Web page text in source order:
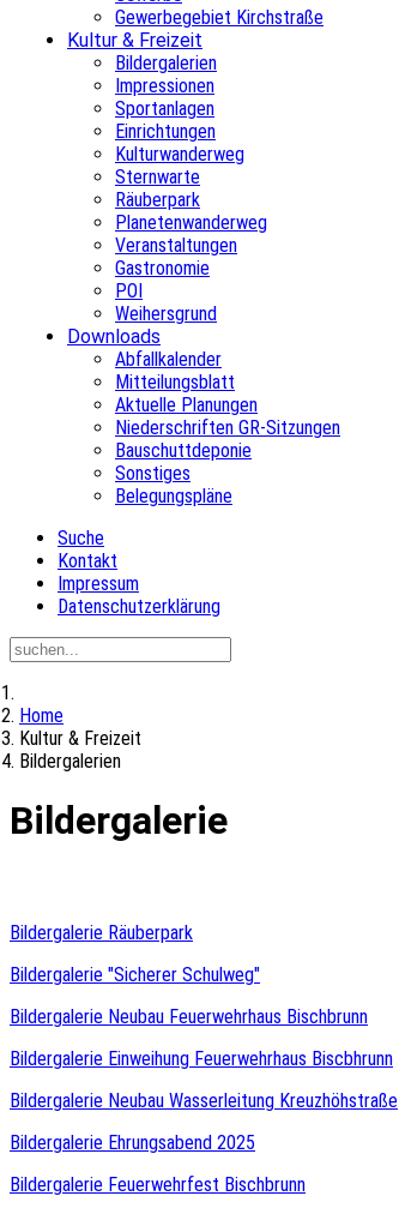
Gewerbegebiet Kirchstraße
Kultur & Freizeit
Bildergalerien
Impressionen
Sportanlagen
Einrichtungen
Kulturwanderweg
Sternwarte
Räuberpark
Planetenwanderweg
Veranstaltungen
Gastronomie
POI
Weihersgrund
Downloads
Abfallkalender
Mitteilungsblatt
Aktuelle Planungen
Niederschriften GR-Sitzungen
Bauschuttdeponie
Sonstiges
Belegungspläne
Suche
Kontakt
Impressum
Datenschutzerklärung
Home
Kultur & Freizeit
Bildergalerien
Bildergalerie
Bildergalerie Räuberpark
Bildergalerie "Sicherer Schulweg"
Bildergalerie Neubau Feuerwehrhaus Bischbrunn
Bildergalerie Einweihung Feuerwehrhaus Biscbhrunn
Bildergalerie Neubau Wasserleitung Kreuzhöhstraße
Bildergalerie Ehrungsabend 2025
Bildergalerie Feuerwehrfest Bischbrunn